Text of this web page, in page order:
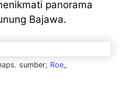
panorama
Bajawa.
sumber; Roe_